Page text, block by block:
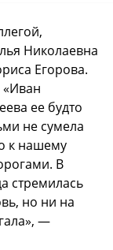
Николаевна
Егорова.
«Иван
ее будто
не сумела
к нашему
В
стремилась
но ни на
—